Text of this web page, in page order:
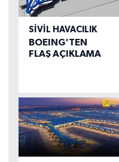
SIVIL HAVACILIK
BOEING'TEN
FLAŞ AÇIKLAMA